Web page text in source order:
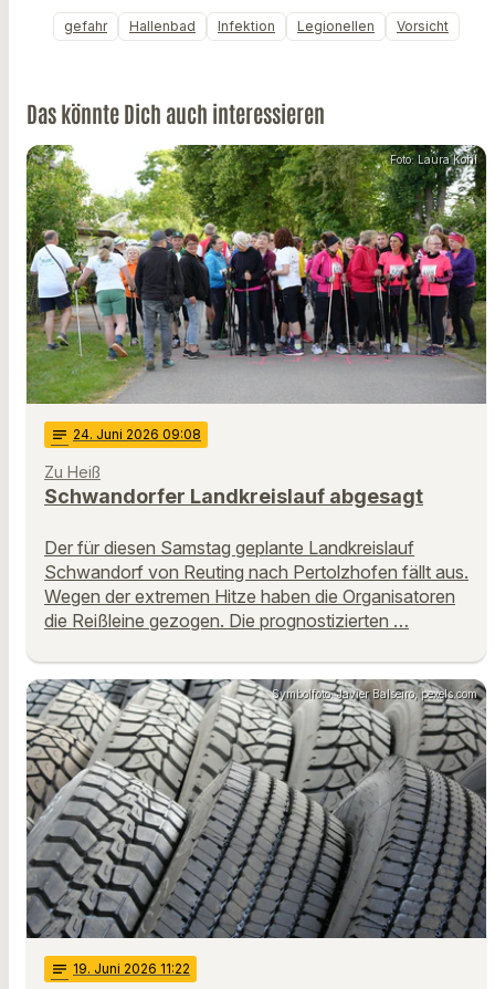
gefahr Hallenbad Infektion Legionellen Vorsicht
Das könnte Dich auch interessieren
Foto: Laura Kohl
notes 24. Juni 2026 09:08
Zu Heiß
Schwandorfer Landkreislauf abgesagt
Der für diesen Samstag geplante Landkreislauf
Schwandorf von Reuting nach Pertolzhofen fällt aus.
Wegen der extremen Hitze haben die Organisatoren
die Reißleine gezogen. Die prognostizierten …
Symbolfoto: Javier Balseiro, pexels.com
notes 19. Juni 2026 11:22